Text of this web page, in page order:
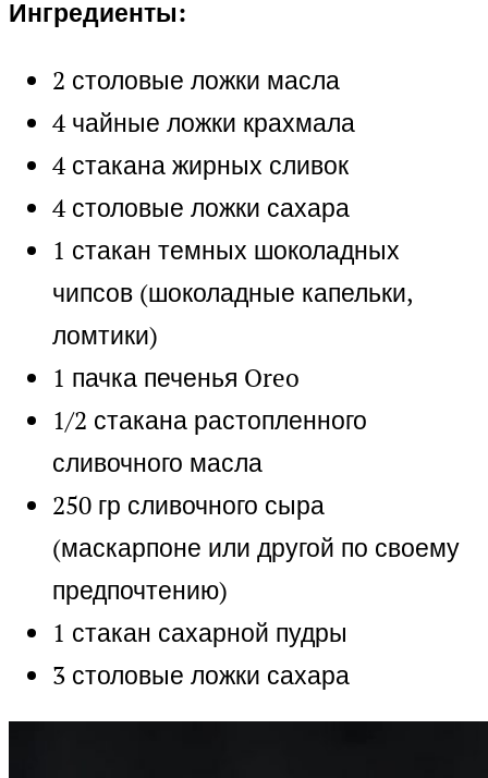
Ингредиенты:
2 столовые ложки масла
4 чайные ложки крахмала
4 стакана жирных сливок
4 столовые ложки сахара
1 стакан темных шоколадных
чипсов (шоколадные капельки,
ломтики)
1 пачка печенья Oreo
1/2 стакана растопленного
сливочного масла
250 гр сливочного сыра
(маскарпоне или другой по своему
предпочтению)
1 стакан сахарной пудры
3 столовые ложки сахара